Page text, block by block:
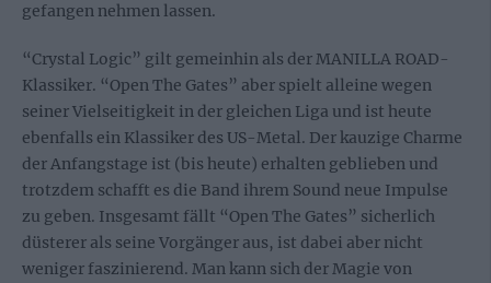
gefangen nehmen lassen.
“Crystal Logic” gilt gemeinhin als der MANILLA ROAD-
Klassiker. “Open The Gates” aber spielt alleine wegen
seiner Vielseitigkeit in der gleichen Liga und ist heute
ebenfalls ein Klassiker des US-Metal. Der kauzige Charme
der Anfangstage ist (bis heute) erhalten geblieben und
trotzdem schafft es die Band ihrem Sound neue Impulse
zu geben. Insgesamt fällt “Open The Gates” sicherlich
düsterer als seine Vorgänger aus, ist dabei aber nicht
weniger faszinierend. Man kann sich der Magie von